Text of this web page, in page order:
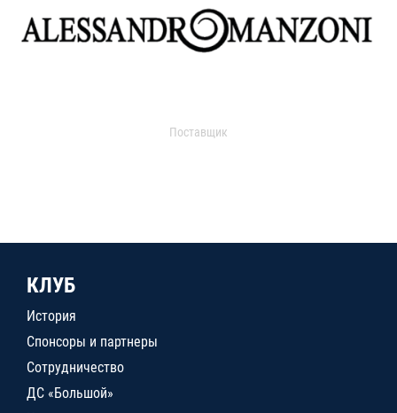
Поставщик
КЛУБ
История
Спонсоры и партнеры
Сотрудничество
ДС «Большой»